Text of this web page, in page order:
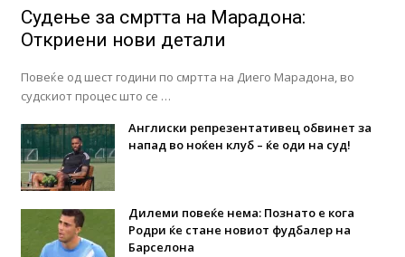
Судење за смртта на Марадона:
Откриени нови детали
Повеќе од шест години по смртта на Диего Марадона, во
судскиот процес што се …
Англиски репрезентативец обвинет за
напад во ноќен клуб – ќе оди на суд!
Дилеми повеќе нема: Познато е кога
Родри ќе стане новиот фудбалер на
Барселона